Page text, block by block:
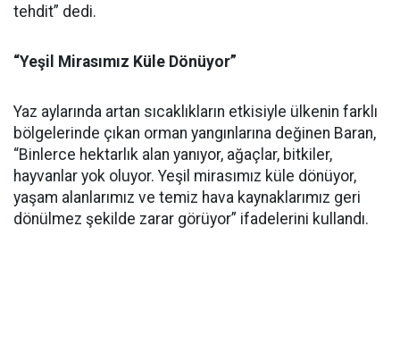
tehdit” dedi.
“Yeşil Mirasımız Küle Dönüyor”
Yaz aylarında artan sıcaklıkların etkisiyle ülkenin farklı
bölgelerinde çıkan orman yangınlarına değinen Baran,
“Binlerce hektarlık alan yanıyor, ağaçlar, bitkiler,
hayvanlar yok oluyor. Yeşil mirasımız küle dönüyor,
yaşam alanlarımız ve temiz hava kaynaklarımız geri
dönülmez şekilde zarar görüyor” ifadelerini kullandı.